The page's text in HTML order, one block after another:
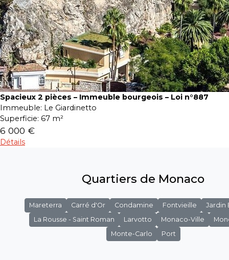
Spacieux 2 pièces – Immeuble bourgeois – Loi n°887
Immeuble: Le Giardinetto
Superficie: 67 m²
6 000 €
Détails
Quartiers de Monaco
Mareterra Carré d'Or Condamine Fontvieille
Jardin
La Rousse - Saint Roman
Larvotto Monaco-Ville
Monte-Carlo
Port